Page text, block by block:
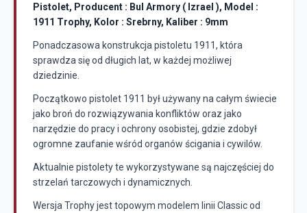
Pistolet, Producent : Bul Armory ( Izrael ), Model :
1911 Trophy, Kolor : Srebrny, Kaliber : 9mm
Ponadczasowa konstrukcja pistoletu 1911, która
sprawdza się od długich lat, w każdej możliwej
dziedzinie.
Początkowo pistolet 1911 był używany na całym świecie
jako broń do rozwiązywania konfliktów oraz jako
narzędzie do pracy i ochrony osobistej, gdzie zdobył
ogromne zaufanie wśród organów ścigania i cywilów.
Aktualnie pistolety te wykorzystywane są najczęściej do
strzelań tarczowych i dynamicznych.
Wersja Trophy jest topowym modelem linii Classic od